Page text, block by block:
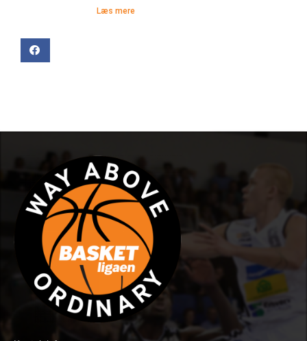
Læs mere